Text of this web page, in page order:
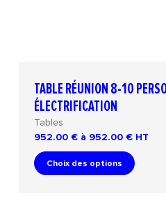
TABLE RÉUNION 8-10
ÉLECTRIFICATION
Tables
952.00 € à 952.00 € HT
Choix des options